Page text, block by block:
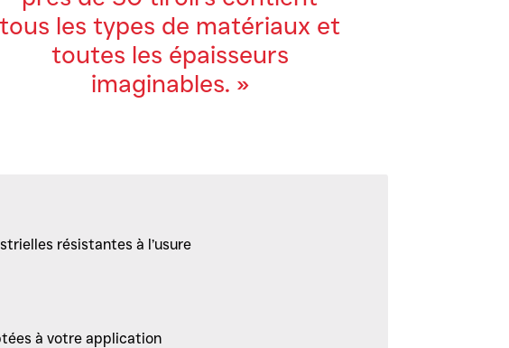
tous les types de matériaux et
toutes les épaisseurs
imaginables. »
résistantes à l’usure
à votre application